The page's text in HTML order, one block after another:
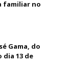
familiar no
Gama, do
dia 13 de